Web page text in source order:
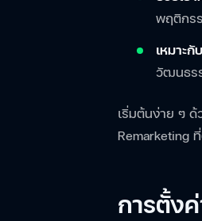
พฤติกร
เหมาะ
วัฒนธร
เริ่มต้นง่าย ๆ
Remarketing
การตั้ง